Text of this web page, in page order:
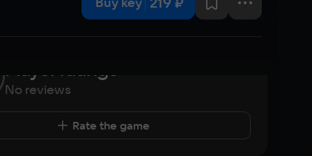
Player ratings
No reviews
Rate the game